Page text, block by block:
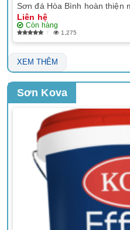
Sơn đá Hòa Bình hoàn thiện
Liên hệ
Còn hàng
1,275
XEM THÊM
Sơn Kova